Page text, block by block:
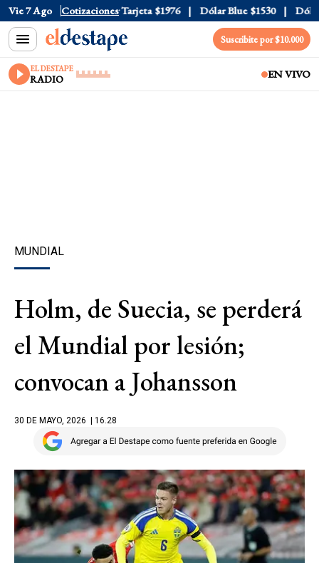
Vie 7 Ago Cotizaciones
$1520 Dólar Tarjeta $1976 Dólar Blue $1530 Dólar
Suscribite por $10.000
EL DESTAPE
RADIO EN VIVO
MUNDIAL
Holm, de Suecia, se perderá
el Mundial por lesión;
convocan a Johansson
30 DE MAYO, 2026 | 16.28